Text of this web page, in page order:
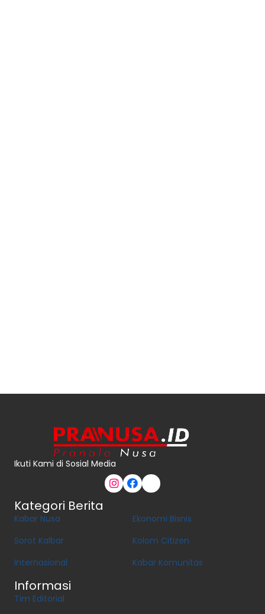
Ikuti Kami di Sosial Media
Kategori Berita
Kabar Nusa
Sorot Kalbar
Internasional
Ekonomi Bisnis
Kolom Citizen
Kabar Komunitas
Informasi
Tim Editorial